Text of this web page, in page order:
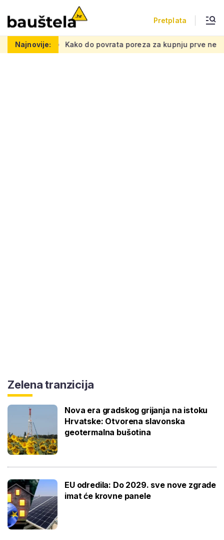
Pretplata
Najnovije:
mrežu Kako do povrata poreza za kupnju prve
Zelena tranzicija
Nova era gradskog grijanja na istoku
Hrvatske: Otvorena slavonska
geotermalna bušotina
EU odredila: Do 2029. sve nove zgrade
imat će krovne panele